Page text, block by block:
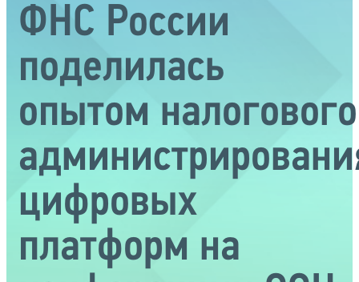
ФНС России
поделилась
опытом налогового
цифровых
платформ на